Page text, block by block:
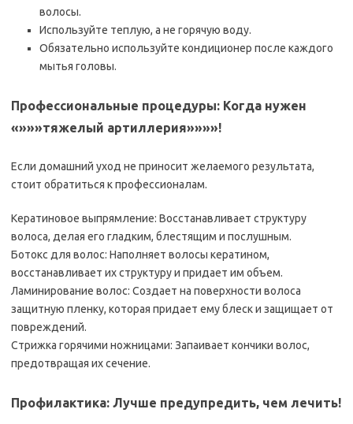
волосы.
Используйте теплую, а не горячую воду.
Обязательно используйте кондиционер после каждого
мытья головы.
Профессиональные процедуры: Когда нужен
«»»»тяжелый артиллерия»»»»!
Если домашний уход не приносит желаемого результата,
стоит обратиться к профессионалам.
Кератиновое выпрямление: Восстанавливает структуру
волоса, делая его гладким, блестящим и послушным.
Ботокс для волос: Наполняет волосы кератином,
восстанавливает их структуру и придает им объем.
Ламинирование волос: Создает на поверхности волоса
защитную пленку, которая придает ему блеск и защищает от
повреждений.
Стрижка горячими ножницами: Запаивает кончики волос,
предотвращая их сечение.
Профилактика: Лучше предупредить, чем лечить!